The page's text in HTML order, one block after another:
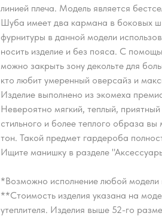
линией плеча. Модель является
Шуба имеет два кармана в боковых
фурнитуры в данной модели
носить изделие и без пояса. С
можно закрыть зону декольте для
кто любит умеренный оверсайз и
Изделие выполнено из экомеха
Невероятно мягкий, теплый,
стильного и более теплого образа
тон. Такой предмет гардероба
Ищите манишку в разделе
*Возможно исполнение любой
**Стоимость изделия указана на
утеплителя. Изделия выше 52-го